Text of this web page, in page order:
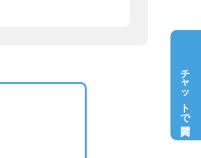
チャットで質問